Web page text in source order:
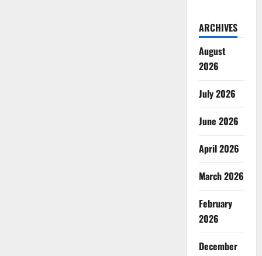
ARCHIVES
August
2026
July 2026
June 2026
April 2026
March 2026
February
2026
December